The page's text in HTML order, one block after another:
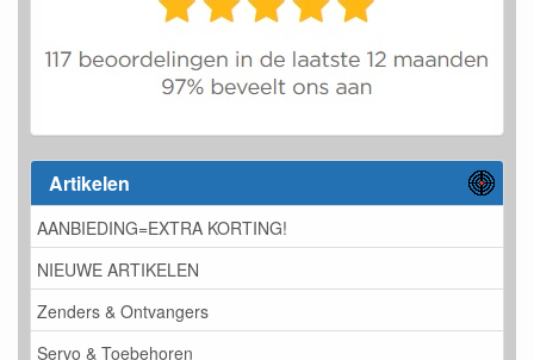
Artikelen
AANBIEDING=EXTRA KORTING!
NIEUWE ARTIKELEN
Zenders & Ontvangers
Servo & Toebehoren